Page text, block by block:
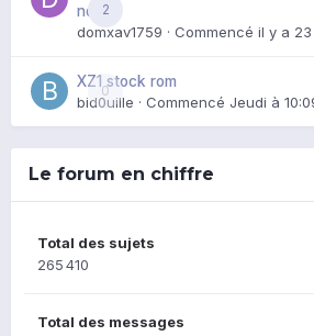
2
noir
domxav1759 · Commencé il y a
0
XZ1 stock rom
bid0uille · Commencé Jeudi à
Le forum en chiffre
Total des sujets
265 410
Total des messages